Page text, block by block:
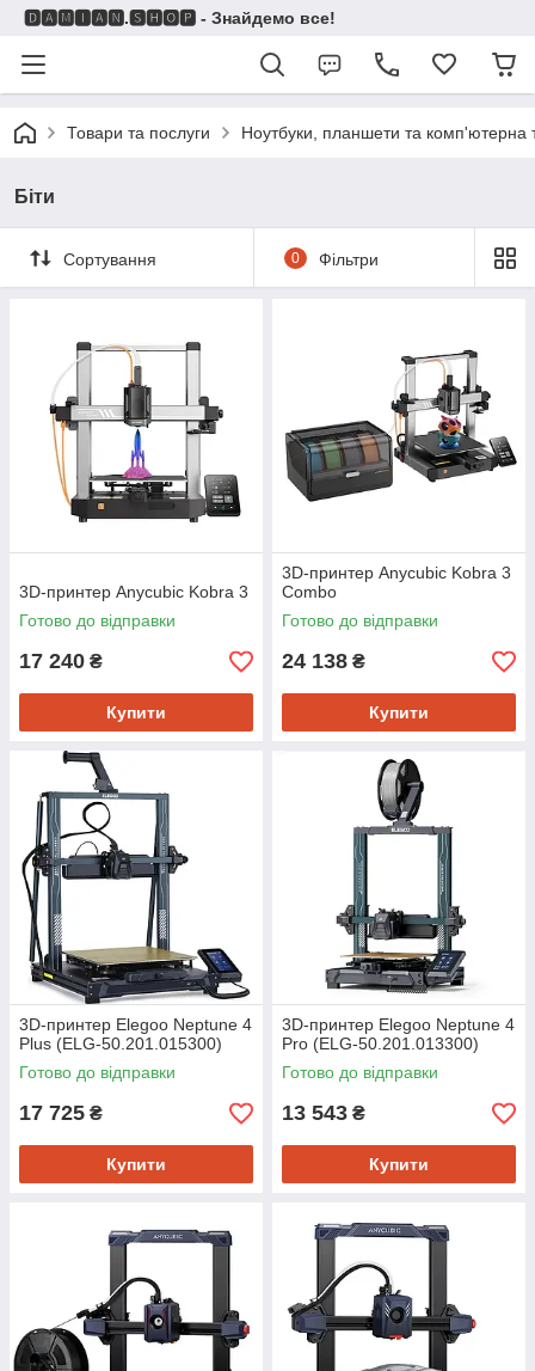
🅳🅰🅼🅸🅰🅽.🆂🅷🅾🅿 - Знайдемо все!
Товари та послуги Ноутбуки, планшети та комп'ютерна
Біти
Сортування 0 Фільтри
3D-принтер Anycubic Kobra 3
Готово до відправки
17 240 ₴
Купити
3D-принтер Anycubic Kobra 3
Combo
Готово до відправки
24 138 ₴
Купити
3D-принтер Elegoo Neptune 4
Plus (ELG-50.201.015300)
Готово до відправки
17 725 ₴
Купити
3D-принтер Elegoo Neptune 4
Pro (ELG-50.201.013300)
Готово до відправки
13 543 ₴
Купити